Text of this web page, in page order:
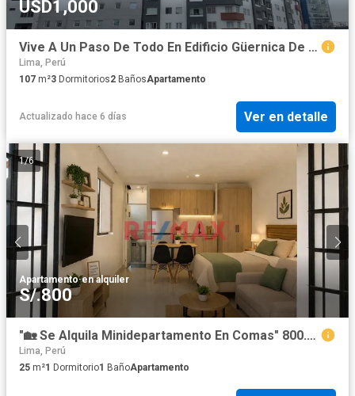
USD1,000
Vive A Un Paso De Todo En Edificio Güernica De Miraflores!!.. Departamento Amoblado De 107M2
Lima, Perú
107 m²3 Dormitorios2 BañosApartamento
Actualizado hace 6 días Ver en detalle
1/6
Apartamento·en alquiler
S/.800
"🏡 Se Alquila Minidepartamento En Comas" 800.00 Soles
Lima, Perú
25 m²1 Dormitorio1 BañoApartamento